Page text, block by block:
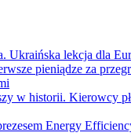
Ukraińska lekcja dla
pieniądze za
w historii. Kierowcy
Energy